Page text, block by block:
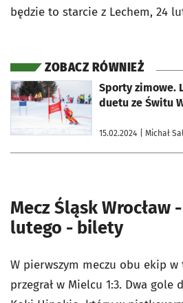
będzie to starcie z Lechem, 24
ZOBACZ RÓWNIEŻ
Sporty zimowe.
duetu ze Świtu
15.02.2024 | Michał
otworzy się w nowej karcie
Mecz Śląsk Wrocław
lutego - bilety
W pierwszym meczu obu ekip w
przegrał w Mielcu 1:3. Dwa gole